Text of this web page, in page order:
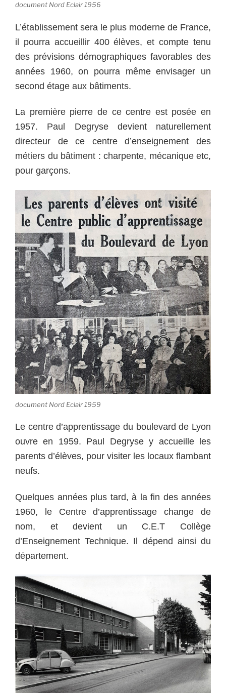
document Nord Eclair 1956
L’établissement sera le plus moderne de France,
il pourra accueillir 400 élèves, et compte tenu
des prévisions démographiques favorables des
années 1960, on pourra même envisager un
second étage aux bâtiments.
La première pierre de ce centre est posée en
1957. Paul Degryse devient naturellement
directeur de ce centre d’enseignement des
métiers du bâtiment : charpente, mécanique etc,
pour garçons.
document Nord Eclair 1959
Le centre d’apprentissage du boulevard de Lyon
ouvre en 1959. Paul Degryse y accueille les
parents d’élèves, pour visiter les locaux flambant
neufs.
Quelques années plus tard, à la fin des années
1960, le Centre d’apprentissage change de
nom, et devient un C.E.T Collège
d’Enseignement Technique. Il dépend ainsi du
département.